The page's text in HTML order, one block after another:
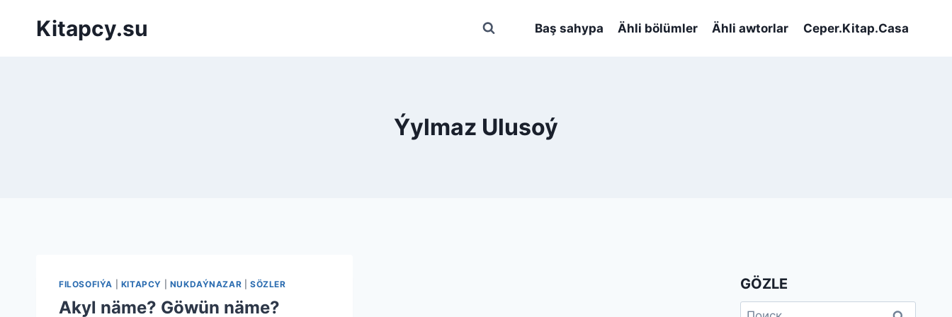
Kitapcy.su Baş sahypa Ähli bölümler Ähli awtorlar Ceper.Kitap.Casa
Ýylmaz Ulusoý
FILOSOFIÝA KITAPCY NUKDAÝNAZAR |SÖZLER
Akyl näme? Göwün näme?
GÖZLE
Найти: